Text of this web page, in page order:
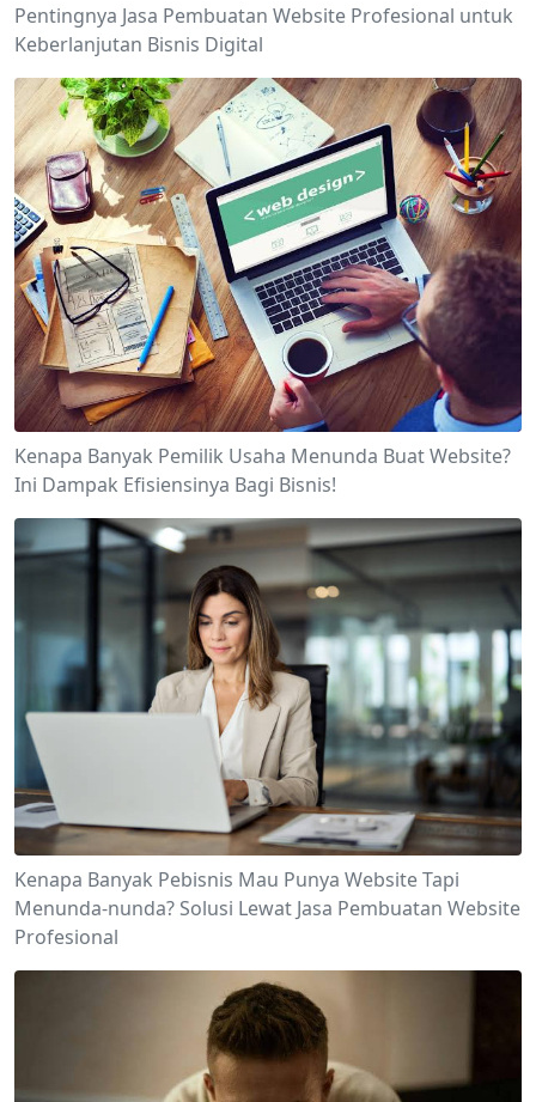
Pentingnya Jasa Pembuatan Website Profesional untuk
Keberlanjutan Bisnis Digital
Kenapa Banyak Pemilik Usaha Menunda Buat Website?
Ini Dampak Efisiensinya Bagi Bisnis!
Kenapa Banyak Pebisnis Mau Punya Website Tapi
Menunda-nunda? Solusi Lewat Jasa Pembuatan Website
Profesional